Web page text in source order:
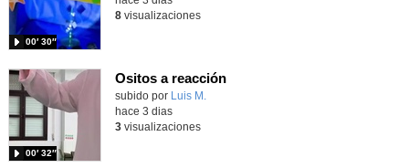
00′ 30″
8visualizaciones
Ositos a reacción
Contenido educativo.
subido por Luis M.
00′ 32″
hace 3 dias
3visualizaciones